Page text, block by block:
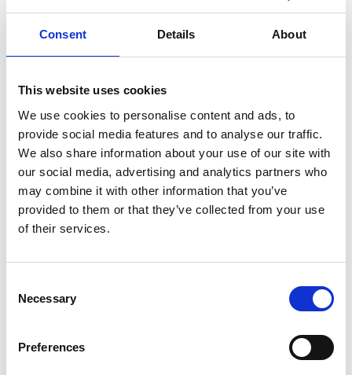
Consent Details About
This website uses cookies
We use cookies to personalise content and ads, to
provide social media features and to analyse our traffic.
We also share information about your use of our site with
our social media, advertising and analytics partners who
may combine it with other information that you’ve
provided to them or that they’ve collected from your use
of their services.
Selection
Necessary
Preferences
costruzione di nuove abitazioni
Repubblica Ceca